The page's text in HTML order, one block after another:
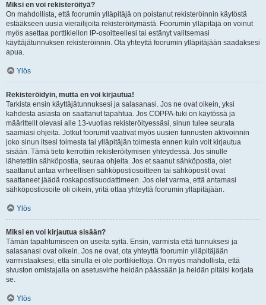
Miksi en voi rekisteröityä?
On mahdollista, että foorumin ylläpitäjä on poistanut rekisteröinnin käytöstä
estääkseen uusia vierailijoita rekisteröitymästä. Foorumin ylläpitäjä on voinut
myös asettaa porttikiellon IP-osoitteellesi tai estänyt valitsemasi
käyttäjätunnuksen rekisteröinnin. Ota yhteyttä foorumin ylläpitäjään saadaksesi
apua.
Ylös
Rekisteröidyin, mutta en voi kirjautua!
Tarkista ensin käyttäjätunnuksesi ja salasanasi. Jos ne ovat oikein, yksi
kahdesta asiasta on saattanut tapahtua. Jos COPPA-tuki on käytössä ja
määrittelit olevasi alle 13-vuotias rekisteröityessäsi, sinun tulee seurata
saamiasi ohjeita. Jotkut foorumit vaativat myös uusien tunnusten aktivoinnin
joko sinun itsesi toimesta tai ylläpitäjän toimesta ennen kuin voit kirjautua
sisään. Tämä tieto kerrottiin rekisteröitymisen yhteydessä. Jos sinulle
lähetettiin sähköpostia, seuraa ohjeita. Jos et saanut sähköpostia, olet
saattanut antaa virheellisen sähköpostiosoitteen tai sähköpostit ovat
saattaneet jäädä roskapostisuodattimeen. Jos olet varma, että antamasi
sähköpostiosoite oli oikein, yritä ottaa yhteyttä foorumin ylläpitäjään.
Ylös
Miksi en voi kirjautua sisään?
Tämän tapahtumiseen on useita syitä. Ensin, varmista että tunnuksesi ja
salasanasi ovat oikein. Jos ne ovat, ota yhteyttä foorumin ylläpitäjään
varmistaaksesi, että sinulla ei ole porttikieltoja. On myös mahdollista, että
sivuston omistajalla on asetusvirhe heidän päässään ja heidän pitäisi korjata
se.
Ylös